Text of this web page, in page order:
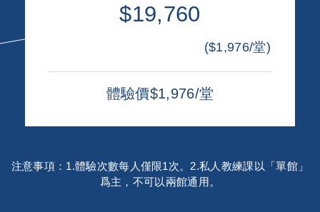
$19,760
($1,976/堂)
體驗價$1,976/堂
注意事項：1.體驗次數每人僅限1次。2.私人教練課以「單館」
爲主，不可以兩館通用。